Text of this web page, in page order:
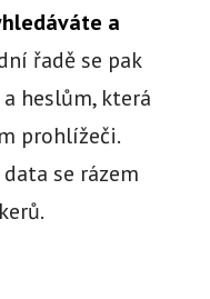
a
řadě se pak
heslům, která
prohlížeči.
se rázem